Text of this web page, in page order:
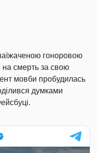
гоноровою
на смерть за свою
мовби пробудилась
думками